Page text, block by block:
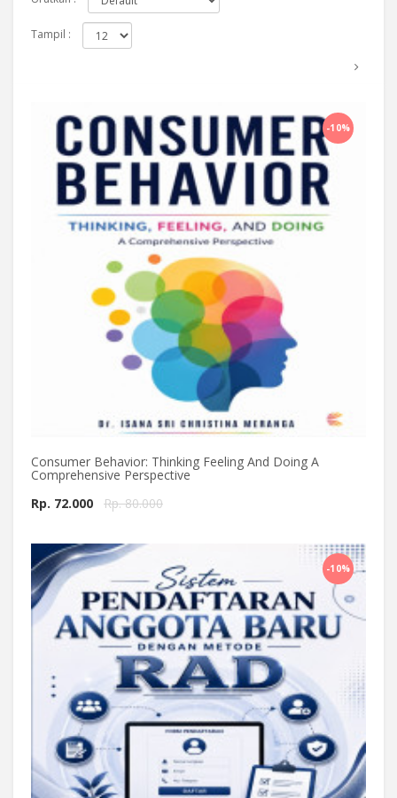
Tampil :
-10%
Consumer Behavior: Thinking Feeling And Doing A
Comprehensive Perspective
Rp. 72.000
Rp. 80.000
Beli Sekarang
-10%
Beli Sekarang